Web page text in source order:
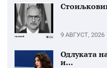
9 АВГУСТ, 2026
Одлуката
и...